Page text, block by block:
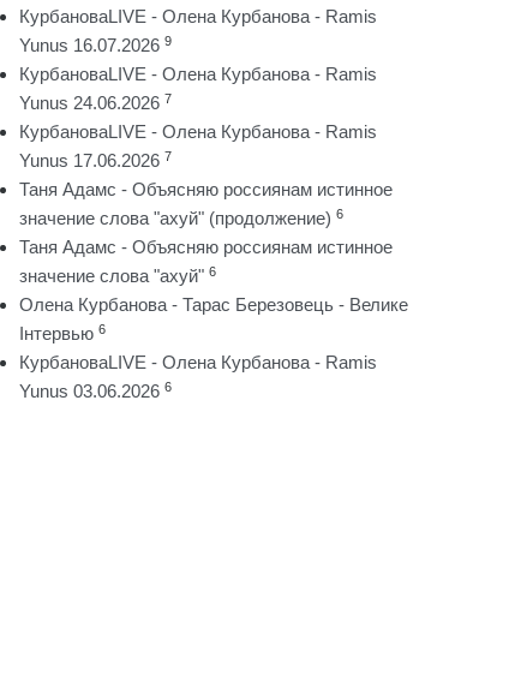
КурбановаLIVE - Олена Курбанова - Ramis
Yunus 16.07.2026 9
КурбановаLIVE - Олена Курбанова - Ramis
Yunus 24.06.2026 7
КурбановаLIVE - Олена Курбанова - Ramis
Yunus 17.06.2026 7
Таня Адамс - Объясняю россиянам истинное
значение слова "ахуй" (продолжение) 6
Таня Адамс - Объясняю россиянам истинное
значение слова "ахуй" 6
Олена Курбанова - Тарас Березовець - Велике
Інтервью 6
КурбановаLIVE - Олена Курбанова - Ramis
Yunus 03.06.2026 6